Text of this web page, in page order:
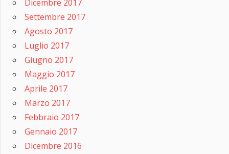
Dicembre 2017
Settembre 2017
Agosto 2017
Luglio 2017
Giugno 2017
Maggio 2017
Aprile 2017
Marzo 2017
Febbraio 2017
Gennaio 2017
Dicembre 2016